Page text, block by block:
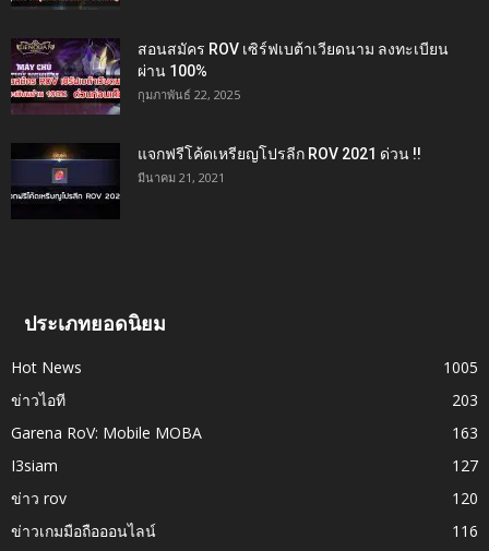
สอนสมัคร ROV เซิร์ฟเบต้าเวียดนาม ลงทะเบียน
ผ่าน 100%
กุมภาพันธ์ 22, 2025
แจกฟรีโค้ดเหรียญโปรลีก ROV 2021 ด่วน !!
มีนาคม 21, 2021
ประเภทยอดนิยม
Hot News
1005
ข่าวไอที
203
Garena RoV: Mobile MOBA
163
I3siam
127
ข่าว rov
120
ข่าวเกมมือถือออนไลน์
116